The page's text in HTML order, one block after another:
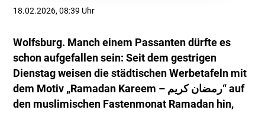
18.02.2026, 08:39 Uhr
Wolfsburg. Manch einem Passanten dürfte es
schon aufgefallen sein: Seit dem gestrigen
Dienstag weisen die städtischen Werbetafeln mit
dem Motiv „Ramadan Kareem – رمضان كريم“ auf
den muslimischen Fastenmonat Ramadan hin,